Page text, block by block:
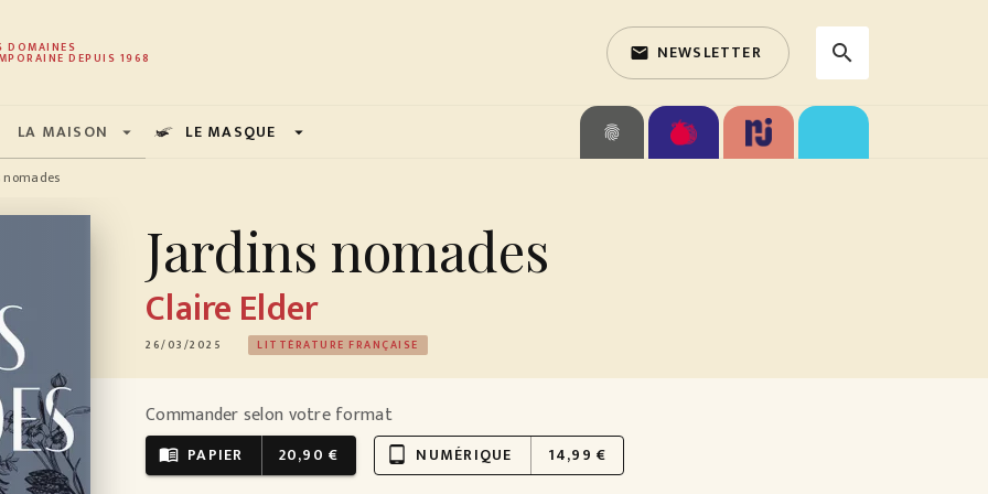
PIED DE PAGE
DOMAINES
DEPUIS 1968 email NEWSLETTER search
LA MAISON arrow_drop_down LE MASQUE arrow_drop_down fingerprint
search
Jardins nomades
Claire Elder
26/03/2025 LITTÉRATURE FRANÇAISE
Commander selon votre format
menu_book PAPIER 20,90 € tablet_android NUMÉRIQUE 14,99 €